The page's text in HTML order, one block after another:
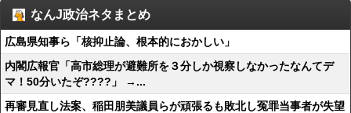
なんJ政治ネタまとめ
広島県知事ら「核抑止論、根本的におかしい」
内閣広報官「高市総理が避難所を３分しか視察しなかったなんてデ
マ！50分いたぞ????」 →...
再審見直し法案、稲田朋美議員らが頑張るも敗北し冤罪当事者が失望